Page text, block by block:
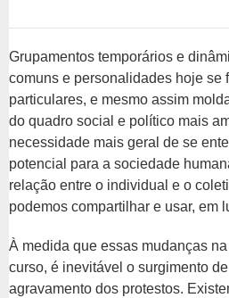
Grupamentos temporários e
comuns e personalidades hoje se
particulares, e mesmo assim
do quadro social e político mais
necessidade mais geral de se
potencial para a sociedade
relação entre o individual e o
podemos compartilhar e usar, em
À medida que essas mudanças
curso, é inevitável o surgimento
agravamento dos protestos.